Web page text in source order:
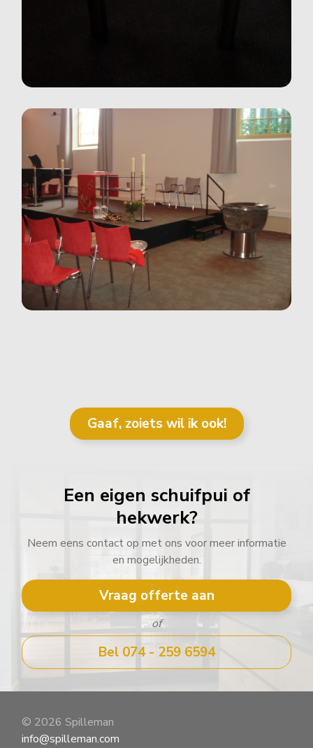
Gaaf, zoiets wil ik ook!
Een eigen schuifpui of
hekwerk?
Neem eens contact op met ons voor meer informatie
en mogelijkheden.
Vraag offerte aan
of
Bel 074 - 259 6594
© 2026 Spilleman
info@spilleman.com